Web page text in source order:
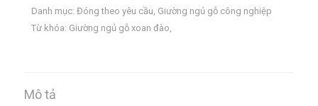
Danh mục: Đóng theo yêu cầu, Giường ngủ gỗ công nghiệp
Từ khóa: Giường ngủ gỗ xoan đào,
Mô tả